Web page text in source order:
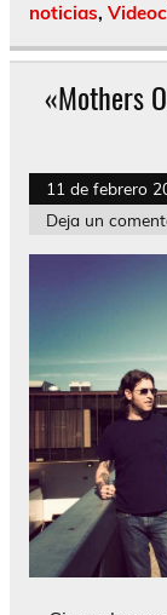
noticias,
«Mothers
11 de febrero
Deja un